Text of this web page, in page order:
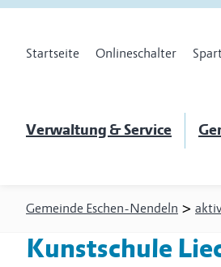
Startseite Onlineschalter
Verwaltung & Service
Gemeinde Eschen-Nendeln >
Kunstschule